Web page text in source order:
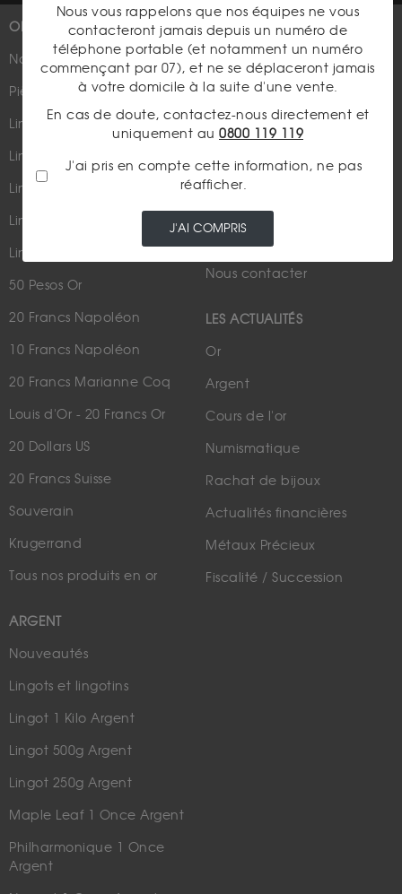
OR
Nouveautés
Pièces d'or d'investissement
Lingots et lingotins
Lingot 1Kg Or
Lingot 100g Or
Lingotin 1 Once Or
Lingotin 1g Or
50 Pesos Or
20 Francs Napoléon
10 Francs Napoléon
20 Francs Marianne Coq
Louis d'Or - 20 Francs Or
20 Dollars US
20 Francs Suisse
Souverain
Krugerrand
Tous nos produits en or
ARGENT
Nouveautés
Lingots et lingotins
Lingot 1 Kilo Argent
Lingot 500g Argent
Lingot 250g Argent
Maple Leaf 1 Once Argent
Philharmonique 1 Once
Argent
PLUS D'INFOS
Suivez-nous
Parutions dans les médias
Qui sommes-nous ?
Plan du site
Nous contacter
LES ACTUALITÉS
Or
Argent
Cours de l'or
Numismatique
Rachat de bijoux
Actualités financières
Métaux Précieux
Fiscalité / Succession
Nous vous rappelons que nos équipes ne vous
contacteront jamais depuis un numéro de
téléphone portable (et notamment un numéro
commençant par 07), et ne se déplaceront jamais
à votre domicile à la suite d'une vente.
En cas de doute, contactez-nous directement et
uniquement au 0800 119 119
J'ai pris en compte cette information, ne pas
réafficher.
J'AI COMPRIS